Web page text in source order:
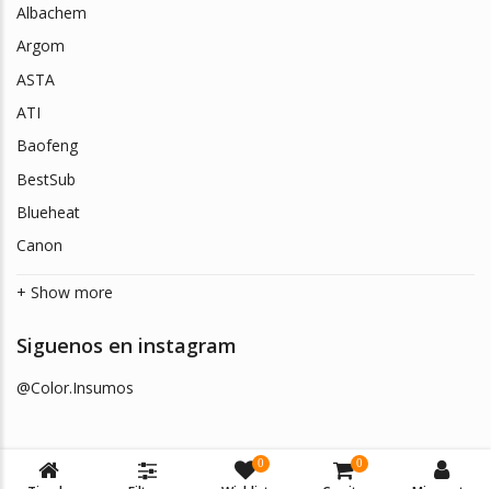
Albachem
Argom
ASTA
ATI
Baofeng
BestSub
Blueheat
Canon
+ Show more
Siguenos en instagram
@Color.Insumos
0 0